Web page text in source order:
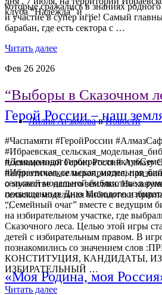
клуба “Надежда” и …
Герой России – наш
#Часпамяти #ГеройРоссии
посвященный Герою России Алмазу
патриотическое мероприятие,
о мужестве нашего земляка. На
сельская модельная библиотека
…
«Моя Родина, моя
которые сражались в знаниях
и участие в супер игре! Самый
барабан, где есть сектора с …
Читать далее
Фев 26 2026
“Выборы в Сказочном
Лилия АгзямовавНовости
#Деньмолодогоизбирателя
сельской модельной библиотеке в
посвященных Дню Молодого
“Семейный очаг” вместе с ведущим
на избирательном участке, где
Сказочного леса. Целью этой игры
детей с избирательным правом. В
познакомились со значением слов
КОНСТИТУЦИЯ, КАНДИДАТЫ,
ИЗБИРАТЕЛЬНЫЙ …
Читать далее